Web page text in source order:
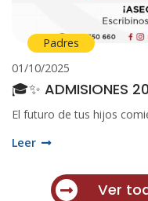
Padres
01/10/2025
🎓✨ ADMISIONES
El futuro de tus hijos
Leer
Ver